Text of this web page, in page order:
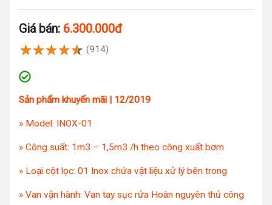
Giá bán: 6.300.000đ
(914)
Sản phẩm khuyến mãi | 12/2019
» Model: INOX-01
» Công suất: 1m3 – 1,5m3 /h theo công xuất bơm
» Loại cột lọc: 01 Inox chứa vật liệu xử lý bên trong
» Van vận hành: Van tay sục rửa Hoàn nguyên thủ công